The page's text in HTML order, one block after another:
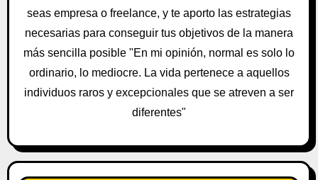
t
r
a
d
s
seas empresa o freelance, y te aporto las estrategias
necesarias para conseguir tus objetivos de la manera
más sencilla posible "En mi opinión, normal es solo lo
ordinario, lo mediocre. La vida pertenece a aquellos
individuos raros y excepcionales que se atreven a ser
diferentes"